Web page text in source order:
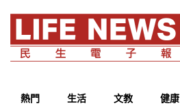
熱門 生活 文教 健康